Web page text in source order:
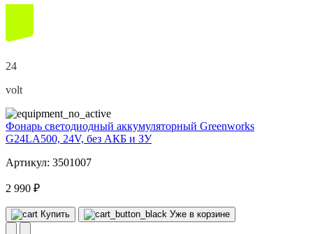
24
volt
Фонарь светодиодный аккумуляторный Greenworks
G24LA500, 24V, без АКБ и ЗУ
Артикул: 3501007
2 990 ₽
Купить Уже в корзине